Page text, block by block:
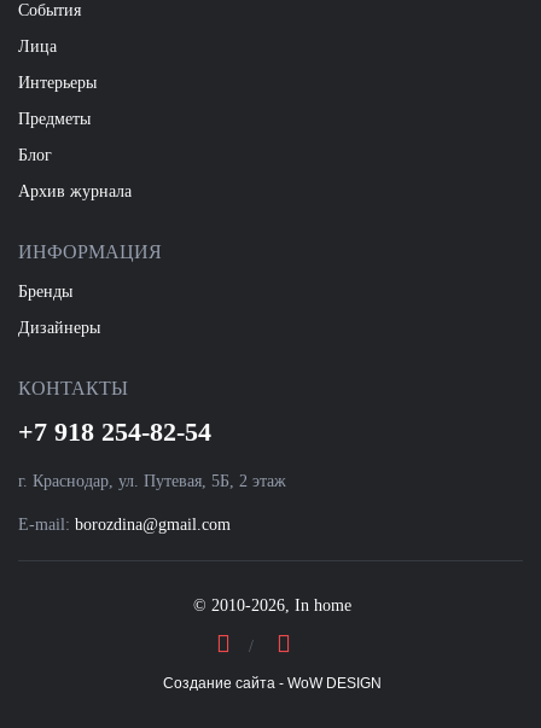
События
Лица
Интерьеры
Предметы
Блог
Архив журнала
ИНФОРМАЦИЯ
Бренды
Дизайнеры
КОНТАКТЫ
+7 918 254-82-54
г. Краснодар, ул. Путевая, 5Б, 2 этаж
E-mail: borozdina@gmail.com
© 2010-2026, In home
Создание сайта - WoW DESIGN